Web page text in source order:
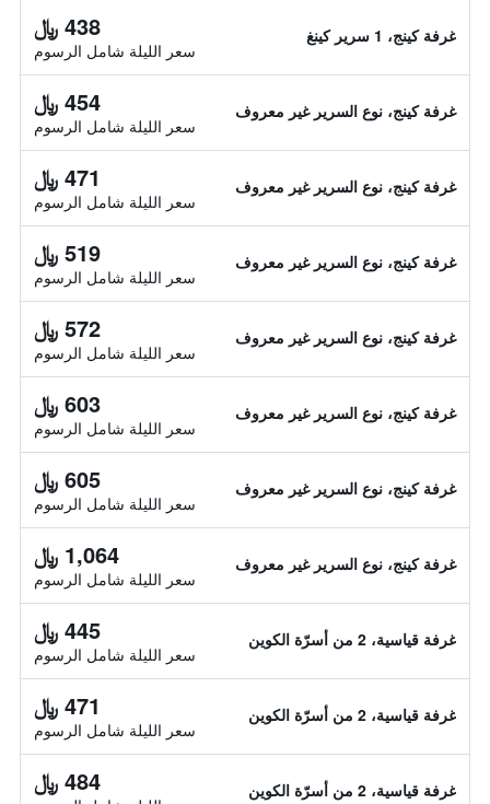
غرفة كينج، 1 سرير كينغ 438 ﷼
سعر الليلة شامل الرسوم
غرفة كينج، نوع السرير غير معروف 454 ﷼
سعر الليلة شامل الرسوم
غرفة كينج، نوع السرير غير معروف 471 ﷼
سعر الليلة شامل الرسوم
غرفة كينج، نوع السرير غير معروف 519 ﷼
سعر الليلة شامل الرسوم
غرفة كينج، نوع السرير غير معروف 572 ﷼
سعر الليلة شامل الرسوم
غرفة كينج، نوع السرير غير معروف 603 ﷼
سعر الليلة شامل الرسوم
غرفة كينج، نوع السرير غير معروف 605 ﷼
سعر الليلة شامل الرسوم
غرفة كينج، نوع السرير غير معروف 1,064 ﷼
سعر الليلة شامل الرسوم
غرفة قياسية، 2 من أسرّة الكوين 445 ﷼
سعر الليلة شامل الرسوم
غرفة قياسية، 2 من أسرّة الكوين 471 ﷼
سعر الليلة شامل الرسوم
غرفة قياسية، 2 من أسرّة الكوين 484 ﷼